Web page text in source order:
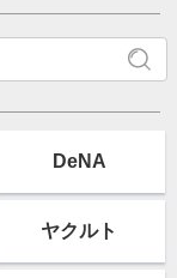
DeNA
ヤクルト